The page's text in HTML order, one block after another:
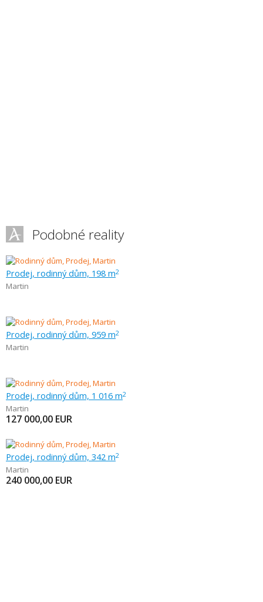
Podobné reality
Prodej, rodinný dům, 198 m2
Martin
Prodej, rodinný dům, 959 m2
Martin
Prodej, rodinný dům, 1 016 m2
Martin
127 000,00 EUR
Prodej, rodinný dům, 342 m2
Martin
240 000,00 EUR